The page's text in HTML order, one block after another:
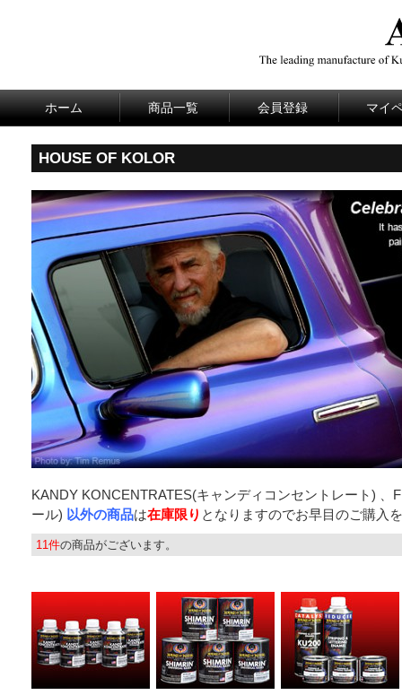
ホーム 商品一覧 会員登録 マイ
HOUSE OF KOLOR
KANDY KONCENTRATES(キャンディコンセントレート) 、
ール) 以外の商品は在庫限り となりますのでお早目のご購入
11件の商品がございます。